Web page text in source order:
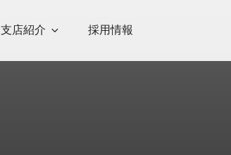
支店紹介 採用情報